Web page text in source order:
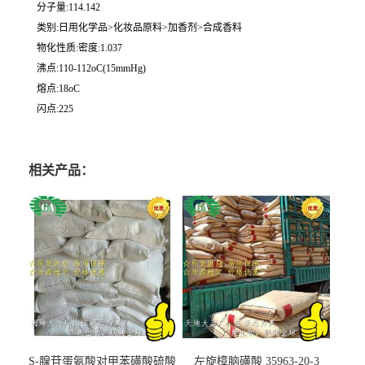
分子量:114.142
类别:日用化学品>化妆品原料>加香剂>合成香料
物化性质:密度:1.037
沸点:110-112oC(15mmHg)
熔点:18oC
闪点:225
相关产品：
S-腺苷蛋氨酸对甲苯磺酸硫酸 左旋樟脑磺酸 35963-20-3